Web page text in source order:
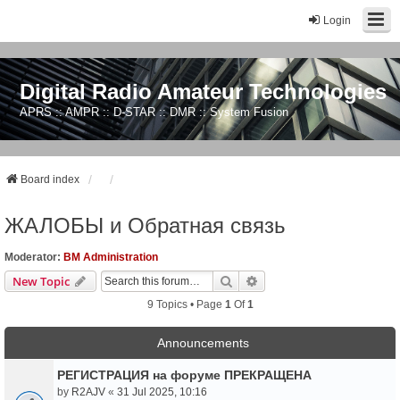
Login
Digital Radio Amateur Technologies
APRS :: AMPR :: D-STAR :: DMR :: System Fusion
Board index
ЖАЛОБЫ и Обратная связь
Moderator: BM Administration
New Topic Search
9 Topics • Page 1 Of1
Announcements
РЕГИСТРАЦИЯ на форуме ПРЕКРАЩЕНА
by R2AJV « 31 Jul 2025, 10:16